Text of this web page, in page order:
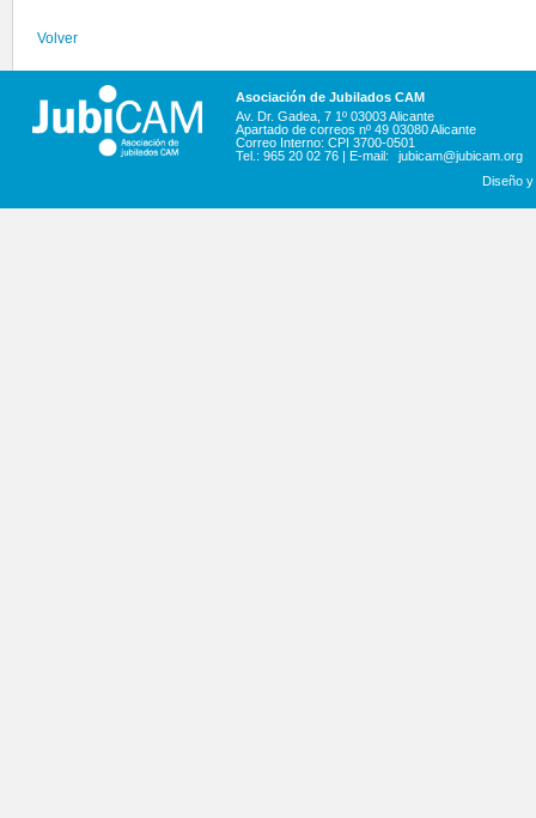
Volver
Asociación de Jubilados CAM
Av. Dr. Gadea, 7 1º 03003 Alicante
Apartado de correos nº 49 03080 Alicante
Correo Interno: CPI 3700-0501
Tel.: 965 20 02 76 | E-mail:
jubicam@jubicam.org
Diseño